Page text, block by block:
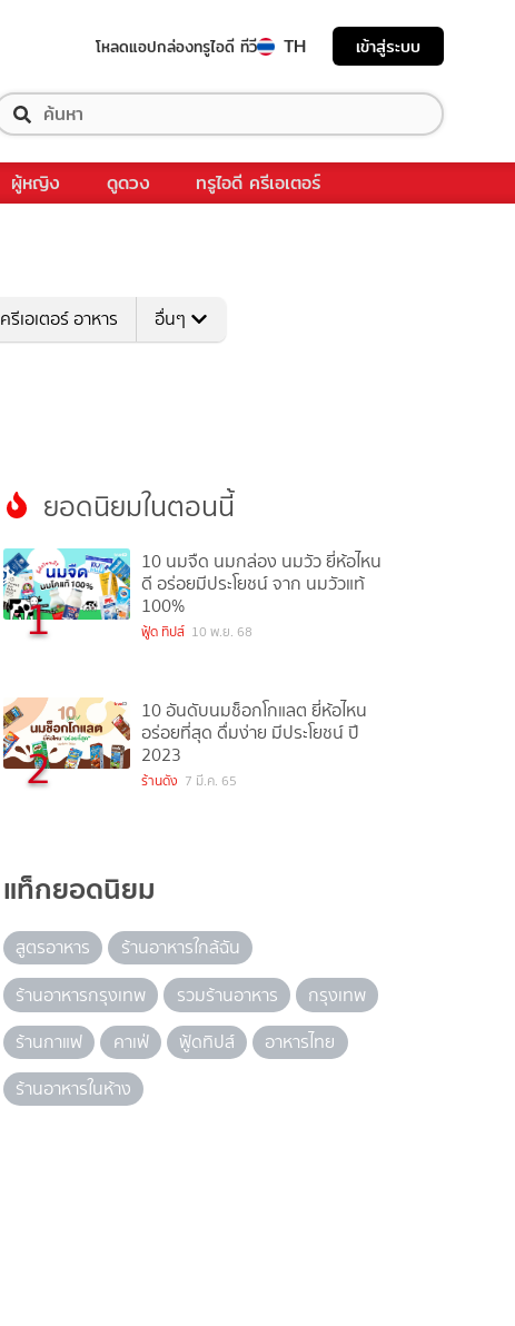
โหลดแอปกล่องทรูไอดี ทีวี TH เข้าสู่ระบบ
ผู้หญิง ดูดวง ทรูไอดี ครีเอเตอร์
ครีเอเตอร์ อาหาร อื่นๆ
ยอดนิยมในตอนนี้
1
10 นมจืด นมกล่อง นมวัว ยี่ห้อไหน
ดี อร่อยมีประโยชน์ จาก นมวัวแท้
100%
ฟู้ด ทิปส์ 10 พ.ย. 68
2
10 อันดับนมช็อกโกแลต ยี่ห้อไหน
อร่อยที่สุด ดื่มง่าย มีประโยชน์ ปี
2023
ร้านดัง 7 มี.ค. 65
แท็กยอดนิยม
สูตรอาหาร
ร้านอาหารใกล้ฉัน
ร้านอาหารกรุงเทพ
รวมร้านอาหาร
กรุงเทพ
ร้านกาแฟ
คาเฟ่ ฟู้ดทิปส์
อาหารไทย
ร้านอาหารในห้าง